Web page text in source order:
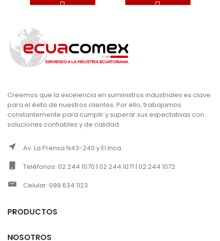
Creemos que la excelencia en suministros industriales es clave
para el éxito de nuestros clientes. Por ello, trabajamos
constantemente para cumplir y superar sus expectativas con
soluciones confiables y de calidad.
Av. La Prensa N43-240 y El Inca
Teléfonos: 02 244 1070 | 02 244 1071 | 02 244 1072
Celular: 099 634 1123
PRODUCTOS
NOSOTROS